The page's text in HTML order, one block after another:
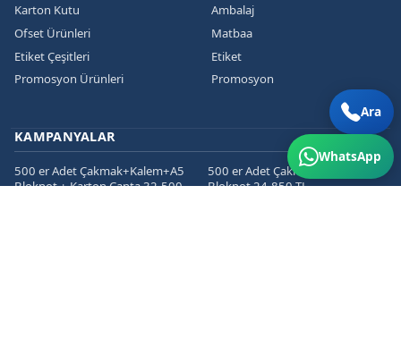
Karton Kutu
Ofset Ürünleri
Etiket Çeşitleri
Promosyon Ürünleri
Ambalaj
Matbaa
Etiket
Promosyon
KAMPANYALAR
500 er Adet Çakmak+Kalem+A5
Bloknot + Karton Çanta 32.500
500 er Adet Çakmak+Kalem+A5
Bloknot 24.850 TL
Ara
WhatsApp